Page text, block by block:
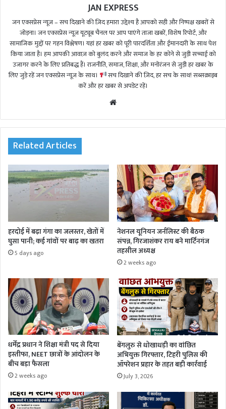
JAN EXPRESS
जन एक्सप्रेस न्यूज़ – सच दिखाने की ज़िद हमारा उद्देश्य है आपको सही और निष्पक्ष खबरों से
जोड़ना। जन एक्सप्रेस न्यूज़ यूट्यूब चैनल पर आप पाएंगे ताजा खबरें, विशेष रिपोर्ट, और
सामाजिक मुद्दों पर गहन विश्लेषण। यहां हर खबर को पूरी पारदर्शिता और ईमानदारी के साथ पेश
किया जाता है। हम आपकी आवाज़ को बुलंद करने और समाज के हर कोने से जुड़ी सच्चाई को
उजागर करने के लिए प्रतिबद्ध हैं। राजनीति, समाज, शिक्षा, और मनोरंजन से जुड़ी हर खबर के
लिए जुड़े रहें जन एक्सप्रेस न्यूज़ के साथ।
सच दिखाने की ज़िद, हर सच के साथ! सब्सक्राइब
करें और हर खबर से अपडेट रहें।
te
Related Articles
हरदोई में बढ़ा गंगा का जलस्तर, खेतों में
घुसा पानी; कई गांवों पर बाढ़ का खतरा
5 days ago
नेशनल यूनियन जर्नलिस्ट की बैठक
संपन्न, गिरजाशंकर राय बने मार्टिनगंज
तहसील अध्यक्ष
2 weeks ago
धर्मेंद्र प्रधान ने शिक्षा मंत्री पद से दिया
इस्तीफा, NEET छात्रों के आंदोलन के
बीच बड़ा फैसला
2 weeks ago
बेंगलुरु से धोखाधड़ी का वांछित
अभियुक्त गिरफ्तार, टिहरी पुलिस की
ऑपरेशन प्रहार के तहत बड़ी कार्रवाई
July 3, 2026